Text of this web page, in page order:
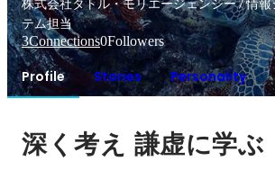
株式会社タトル・モリエージェンシー / 情報
テム担当
3Connections0Followers
Profile Stories Personality
深く考え 謙虚に学ぶ